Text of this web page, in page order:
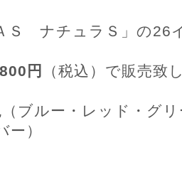
Ｓ ナチュラＳ」の26
円 （税込）で販売致
ブルー・レッド・グ
ー）